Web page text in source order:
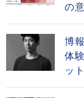
の
博
体
ッ